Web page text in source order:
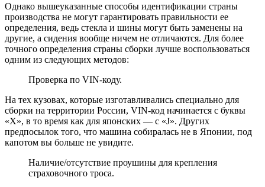
Однако вышеуказанные способы идентификации страны
производства не могут гарантировать правильности ее
определения, ведь стекла и шины могут быть заменены на
другие, а сидения вообще ничем не отличаются. Для более
точного определения страны сборки лучше воспользоваться
одним из следующих методов:
Проверка по VIN-коду.
На тех кузовах, которые изготавливались специально для
сборки на территории России, VIN-код начинается с буквы
«X», в то время как для японских — с «J». Других
предпосылок того, что машина собиралась не в Японии, под
капотом вы больше не увидите.
Наличие/отсутствие проушины для крепления
страховочного троса.